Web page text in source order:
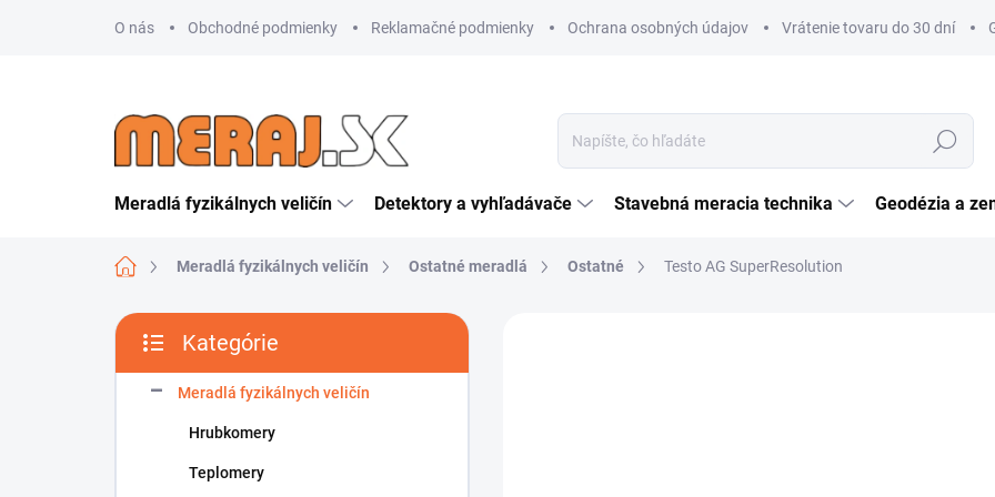
O nás Obchodné podmienky Reklamačné podmienky Ochrana osobných údajov Vrátenie tovaru do 30 dní
Hľadať
Meradlá fyzikálnych veličín Detektory a vyhľadávače Stavebná meracia technika Geodézia a
DomovMeradlá fyzikálnych veličín Ostatné meradlá Ostatné Testo AG SuperResolution
B
č
kategórie
Kategórie
Meradlá fyzikálnych veličín
Hrubkomery
Teplomery